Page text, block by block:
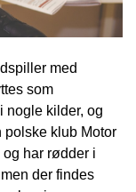
med
som
nogle kilder, og
polske klub Motor
har rødder i
der findes